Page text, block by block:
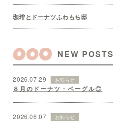
珈琲とドーナツふわもち邸
NEW POSTS
2026.07.29 お知らせ
８月のドーナツ・ベーグル◎
2026.06.07 お知らせ